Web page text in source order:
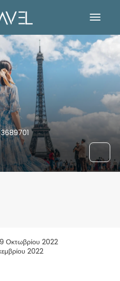
3689701
Οκτωβρίου 2022
2022